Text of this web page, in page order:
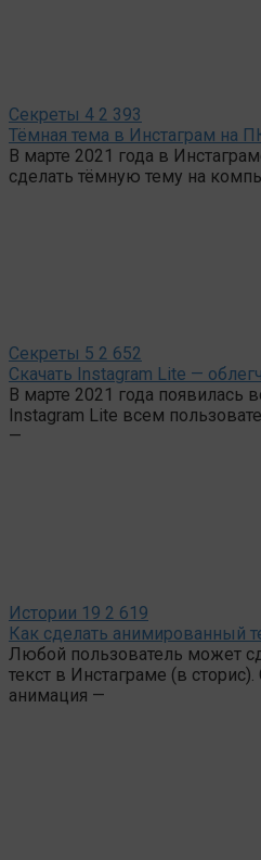
Секреты 4 2 393
Тёмная тема в Инстаграм на
В марте 2021 года в
сделать тёмную тему на
Секреты 5 2 652
Скачать Instagram Lite —
В марте 2021 года появилась
Instagram Lite всем
—
Истории 19 2 619
Как сделать анимированный
Любой пользователь может
текст в Инстаграме (в
анимация —